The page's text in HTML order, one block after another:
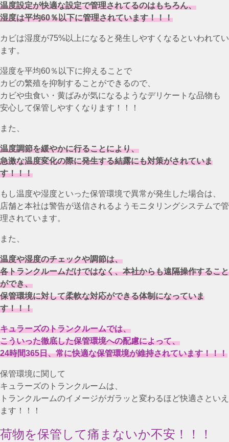
温度設定が快適な設定で管理されてるのはもちろん、
湿度は平均60％以下に管理されています！！！
カビは湿度が75%以上になると発生しやすくなるといわれてい
ます。
湿度を平均60％以下に抑えることで
カビの繁殖を抑制することができるので、
カビや虫食い・黄ばみが気になるようなデリケートな品物も
安心して保管しやすくなります！！！
また、
温度調節を緩やかに行ることにより、
急激な温度変化の際に発生する結露にも対策がされていま
す！！！
もし温度や湿度といった保管環境で異常が発生した場合は、
店舗と本社は警告が送信されるようモニタリングシステムで管
理されています。
また、
温度や湿度のチェックや調節は、
各トランクルームだけではなく、本社からも遠隔操作すること
ができ、
保管環境に対して柔軟な対応ができる体制になっていま
す！！！
キュラーズのトランクルームでは、
こういった徹底した保管環境への配慮によって、
24時間365日、常に快適な保管環境が維持されています！！！
保管環境に関して
キュラーズのトランクルームは、
トランクルームのイメージがガラッと変わるほど快適さといえ
ます！！！
荷物を保管して痛まないか不安！！！